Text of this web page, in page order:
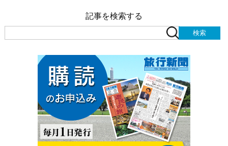
記事を検索する